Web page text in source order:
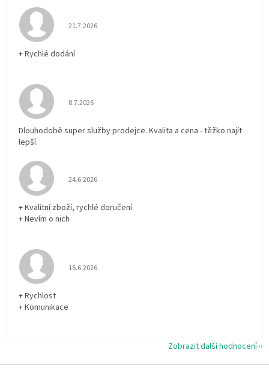
Hodnocení obchodu je 5 z 5 hvězdiček.
21.7.2026
+ Rychlé dodání
Hodnocení obchodu je 5 z 5 hvězdiček.
8.7.2026
Dlouhodobě super služby prodejce. Kvalita a cena - těžko najít
lepší.
Hodnocení obchodu je 5 z 5 hvězdiček.
24.6.2026
+ Kvalitní zboží, rychlé doručení
+ Nevím o nich
Hodnocení obchodu je 5 z 5 hvězdiček.
16.6.2026
+ Rychlost
+ Komunikace
Zobrazit další hodnocení